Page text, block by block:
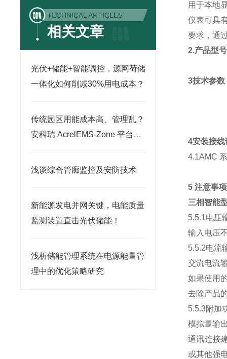
TECHNICAL ARTICLES
相关文章
光伏+储能+智能调控，源网荷储
一体化如何削减30%用电成本？
传统园区用能成本高、管理乱？
安科瑞 AcrelEMS-Zone 平台开
浅谈综合管廊监控及安防技术
新能源发电并网关键，电能质量
监测装置直击光伏储能！
浅析储能管理系统在电源能量管
理中的优化策略研究
用于本地
仪表可具
要求，通
2.产品型
3技术参数
4安装接线
4.1AMC
5 注意事项
三相智能
5.5.1电压
输入电压
5.5.2电流
交流电流
如果使用
去除产品
5.5.3附加
模拟量输
通讯连接
或其他强